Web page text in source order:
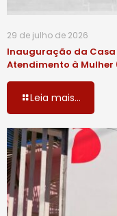
29 de julho de 2026
Inauguração da Casa
Atendimento à Mulher
Leia mais...